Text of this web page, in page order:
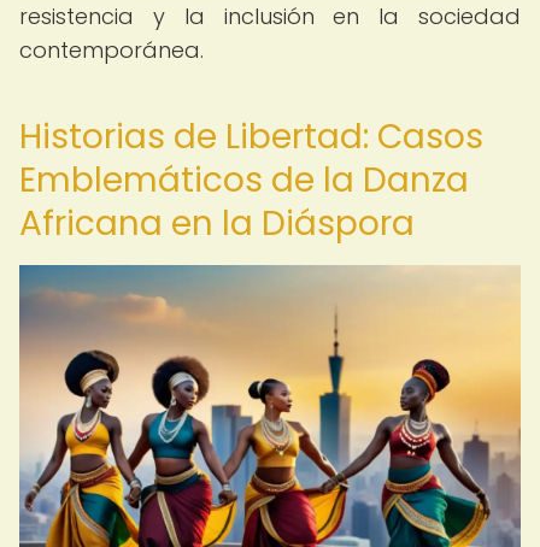
resistencia y la inclusión en la sociedad
contemporánea.
Historias de Libertad: Casos
Emblemáticos de la Danza
Africana en la Diáspora